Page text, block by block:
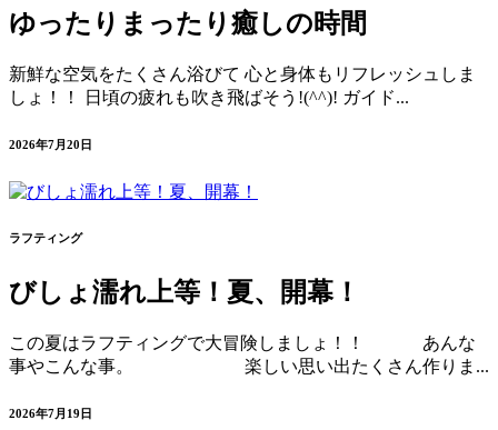
ゆったりまったり癒しの時間
新鮮な空気をたくさん浴びて 心と身体もリフレッシュしま
しょ！！ 日頃の疲れも吹き飛ばそう!(^^)! ガイド...
2026年7月20日
ラフティング
びしょ濡れ上等！夏、開幕！
この夏はラフティングで大冒険しましょ！！ あんな
事やこんな事。 楽しい思い出たくさん作りま...
2026年7月19日